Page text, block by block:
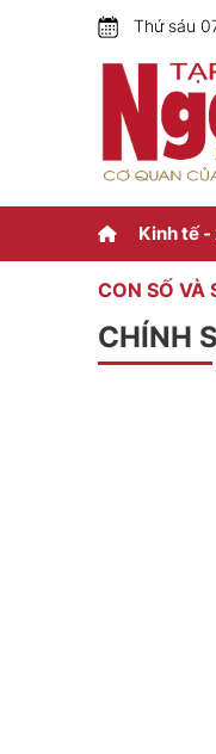
Thứ sáu
Kinh tế -
CON SỐ VÀ
CHÍNH